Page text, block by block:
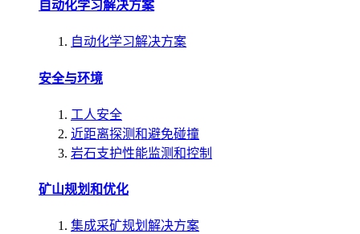
自动化学习解决方案
自动化学习解决方案
安全与环境
工人安全
近距离探测和避免碰撞
岩石支护性能监测和控制
矿山规划和优化
集成采矿规划解决方案